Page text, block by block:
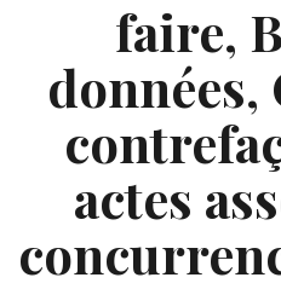
faire,
données,
actes